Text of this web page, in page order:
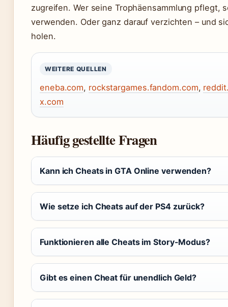
zugreifen. Wer seine Trophäensammlung pflegt,
verwenden. Oder ganz darauf verzichten – und
holen.
WEITERE QUELLEN
eneba.com, rockstargames.fandom.com,
x.com
Häufig gestellte Fragen
Kann ich Cheats in GTA Online verwenden?
Wie setze ich Cheats auf der PS4 zurück?
Funktionieren alle Cheats im Story-Modus?
Gibt es einen Cheat für unendlich Geld?